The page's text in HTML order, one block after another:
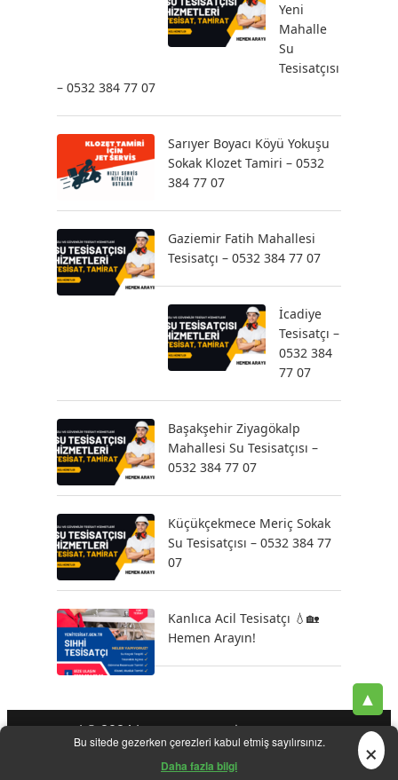
Yeni
Mahalle
Su
Tesisatçısı
– 0532 384 77 07
Sarıyer Boyacı Köyü Yokuşu
Sokak Klozet Tamiri – 0532
384 77 07
Gaziemir Fatih Mahallesi
Tesisatçı – 0532 384 77 07
İcadiye
Tesisatçı –
0532 384
77 07
Başakşehir Ziyagökalp
Mahallesi Su Tesisatçısı –
0532 384 77 07
Küçükçekmece Meriç Sokak
Su Tesisatçısı – 0532 384 77
07
Kanlıca Acil Tesisatçı 💧🏡
Hemen Arayın!
Bu sitede gezerken çerezleri kabul etmiş sayılırsınız.
Daha fazla bilgi ×
▲
| © 2024 |- - - Klozet
Su Kaçak Tespiti-Su Tesisatçı-Su Tesisat Hizmetleri-
Tıkanıklık Açma-Yeni Tesisat Hizmetleri